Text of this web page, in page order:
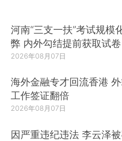
河南“三支一扶”考试规模
弊 内外勾结提前获取试卷
2026年08月07日
海外金融专才回流香港
工作签证翻倍
2026年08月07日
因严重违纪违法 李云泽